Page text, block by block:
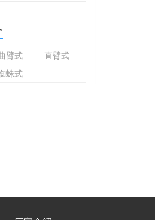
臂式
空作
业平台
直臂式
蛛式